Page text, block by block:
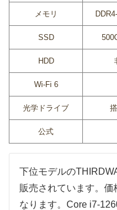
メモリ
SSD
HDD
Wi-Fi 6
光学ドライブ
公式
下位モデルの
販売されています。
なります。Core i7-